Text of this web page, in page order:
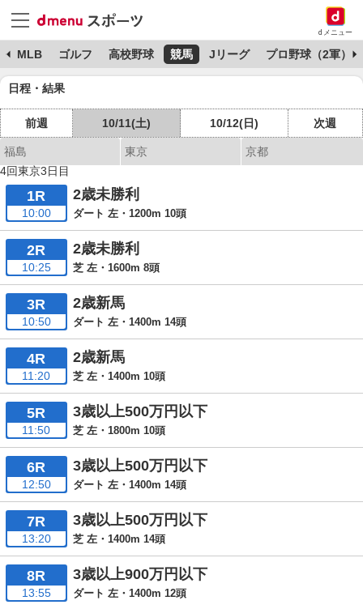
dメニュー
MLB ゴルフ 高校野球 競馬 Jリーグ プロ野球（2軍）
日程・結果
前週 10/11(土) 10/12(日) 次週
福島 東京
京都
4回東京3日目
1R
10:00
2歳未勝利
ダート 左・1200m 10頭
2R
10:25
2歳未勝利
芝 左・1600m 8頭
3R
10:50
2歳新馬
ダート 左・1400m 14頭
4R
11:20
2歳新馬
芝 左・1400m 10頭
5R
11:50
3歳以上500万円以下
芝 左・1800m 10頭
6R
12:50
3歳以上500万円以下
ダート 左・1400m 14頭
7R
13:20
3歳以上500万円以下
芝 左・1400m 14頭
8R
13:55
3歳以上900万円以下
ダート 左・1400m 12頭